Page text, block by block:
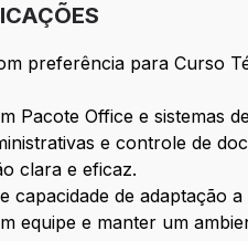
preferência para Curso
Pacote Office e sistemas
e controle de
clara e eficaz.
capacidade de adaptação a
equipe e manter um